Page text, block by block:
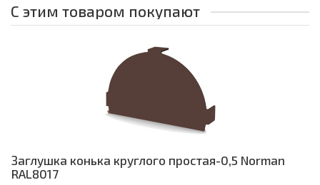
С этим товаром покупают
Заглушка конька круглого простая-0,5 Norman
RAL8017